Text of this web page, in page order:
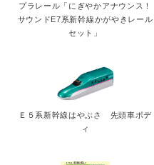
プラレール「にぎやかアナウンス！
サウンドE7系新幹線かがやきレール
セット」
Ｅ５系新幹線はやぶさ 先頭車ボデ
ィ